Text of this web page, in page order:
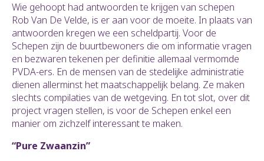
Wie gehoopt had antwoorden te krijgen van schepen
Rob Van De Velde, is er aan voor de moeite. In plaats van
antwoorden kregen we een scheldpartij. Voor de
Schepen zijn de buurtbewoners die om informatie vragen
en bezwaren tekenen per definitie allemaal vermomde
PVDA-ers. En de mensen van de stedelijke administratie
dienen allerminst het maatschappelijk belang. Ze maken
slechts compilaties van de wetgeving. En tot slot, over dit
project vragen stellen, is voor de Schepen enkel een
manier om zichzelf interessant te maken.
“Pure Zwaanzin”